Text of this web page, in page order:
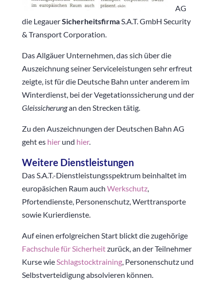
AG
die LegauerSicherheitsfirmaS.A.T. GmbH Security
& Transport Corporation.
Das Allgäuer Unternehmen, das sich über die
Auszeichnung seiner Serviceleistungen sehr erfreut
zeigte, ist für die Deutsche Bahn unter anderem im
Winterdienst, bei der Vegetationssicherung und der
Gleissicherungan den Strecken tätig.
Zu den Auszeichnungen der Deutschen Bahn AG
geht es hierund hier.
Weitere Dienstleistungen
Das S.A.T.-Dienstleistungsspektrum beinhaltet im
europäsichen Raum auch Werkschutz,
Pfortendienste, Personenschutz, Werttransporte
sowie Kurierdienste.
Auf einen erfolgreichen Start blickt die zugehörige
Fachschule für Sicherheitzurück, an der Teilnehmer
Kurse wieSchlagstocktraining, Personenschutz und
Selbstverteidigung absolvieren können.